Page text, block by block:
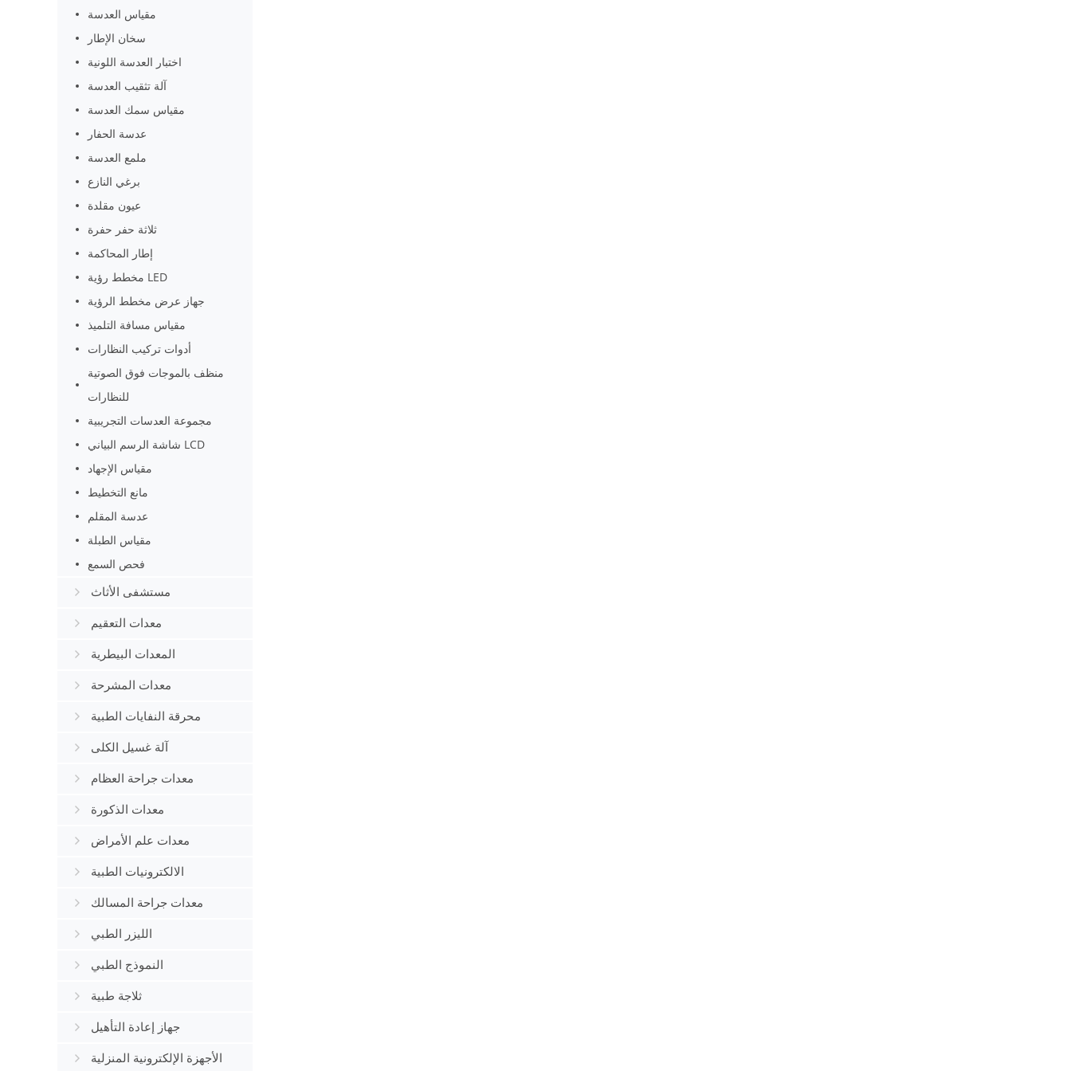
مقياس العدسة
سخان الإطار
اختبار العدسة اللونية
آلة تثقيب العدسة
مقياس سمك العدسة
عدسة الحفار
ملمع العدسة
برغي النازع
عيون مقلدة
ثلاثة حفر حفرة
إطار المحاكمة
مخطط رؤية LED
جهاز عرض مخطط الرؤية
مقياس مسافة التلميذ
أدوات تركيب النظارات
منظف بالموجات فوق الصوتية
للنظارات
مجموعة العدسات التجريبية
شاشة الرسم البياني LCD
مقياس الإجهاد
مانع التخطيط
عدسة المقلم
مقياس الطبلة
فحص السمع
مستشفى الأثاث
معدات التعقيم
المعدات البيطرية
معدات المشرحة
محرقة النفايات الطبية
آلة غسيل الكلى
معدات جراحة العظام
معدات الذكورة
معدات علم الأمراض
الالكترونيات الطبية
معدات جراحة المسالك
البوليةالليزر الطبي
النموذج الطبي
ثلاجة طبية
جهاز إعادة التأهيل
الأجهزة الإلكترونية المنزلية